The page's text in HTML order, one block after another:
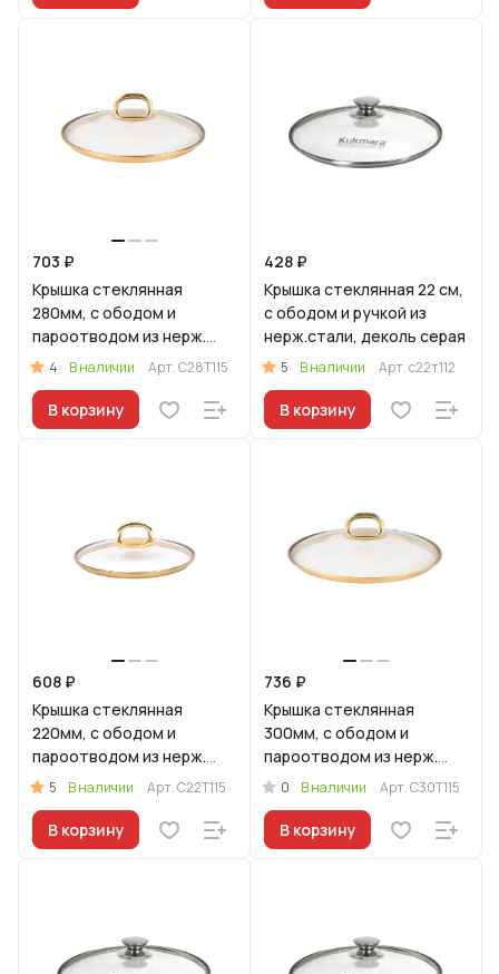
703 ₽
Крышка стеклянная
280мм, с ободом и
пароотводом из нерж.
стали под золото
4 В наличии Арт.С28Т115
В корзину
428 ₽
Крышка стеклянная 22 см,
с ободом и ручкой из
нерж.стали, деколь серая
5 В наличии Арт.с22т112
В корзину
608 ₽
Крышка стеклянная
220мм, с ободом и
пароотводом из нерж.
стали под золото
5 В наличии Арт.С22Т115
В корзину
736 ₽
Крышка стеклянная
300мм, с ободом и
пароотводом из нерж.
стали под золото и
0 В наличии Арт.С30Т115
В корзину